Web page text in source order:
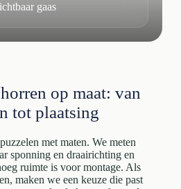
gaas
op maat: van
tot plaatsing
met maten. We meten
sponning en draairichting en
ruimte is voor montage. Als
maken we een keuze die past